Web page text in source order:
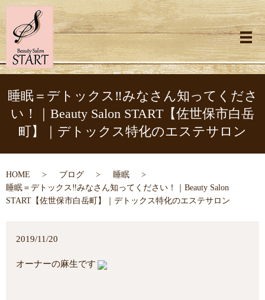
メ
睡眠＝デトックス‼︎みなさん知ってくださ
い！｜Beauty Salon START【佐世保市白岳
町】｜デトックス特化のエステサロン
HOME ブログ
睡眠
睡眠＝デトックス‼︎みなさん知ってください！｜Beauty Salon
START【佐世保市白岳町】｜デトックス特化のエステサロン
2019/11/20
オーナーの麻生です